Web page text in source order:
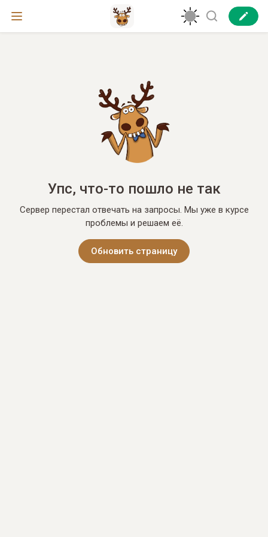
Упс, что-то пошло не так
Сервер перестал отвечать на запросы. Мы уже в курсе
проблемы и решаем её.
Обновить страницу